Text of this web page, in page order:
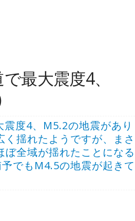
最大震度4、
度4、M5.2の地震があり
揺れたようですが、まさ
全域が揺れたことになる
でもM4.5の地震が起きて